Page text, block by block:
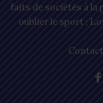
faits de sociétés à la
oublier le sport ;